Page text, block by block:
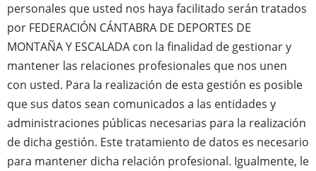
personales que usted nos haya facilitado serán tratados
por FEDERACIÓN CÁNTABRA DE DEPORTES DE
MONTAÑA Y ESCALADA con la finalidad de gestionar y
mantener las relaciones profesionales que nos unen
con usted. Para la realización de esta gestión es posible
que sus datos sean comunicados a las entidades y
administraciones públicas necesarias para la realización
de dicha gestión. Este tratamiento de datos es necesario
para mantener dicha relación profesional. Igualmente, le